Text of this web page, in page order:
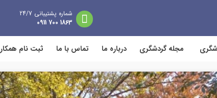
شماره پشتیبانی 24/7
1863 700 0911
مجله گردشگری درباره ما تماس با ما ثبت نام همکار